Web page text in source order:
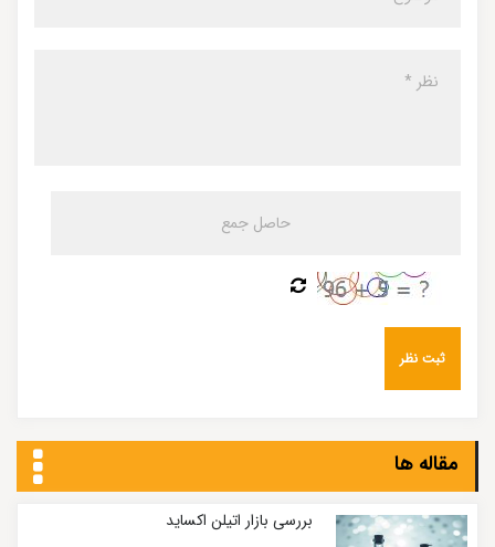
مقاله ها
بررسی بازار اتیلن اکساید